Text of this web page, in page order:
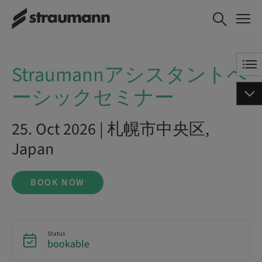
Straumannアシスタントベー
シックセミナー
BOOK NOW
Straumannアシスタントベ
ーシックセミナー
25. Oct 2026 | 札幌市中央区,
Japan
BOOK NOW
Status
bookable